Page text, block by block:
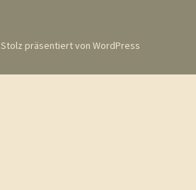
Stolz präsentiert von WordPress